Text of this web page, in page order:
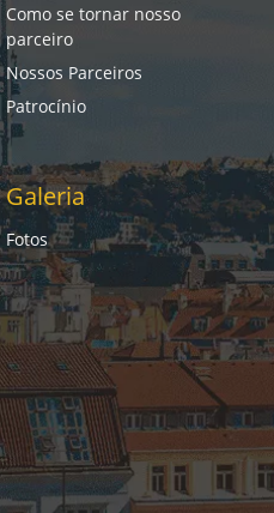
Como se tornar nosso
parceiro
Nossos Parceiros
Patrocínio
Galeria
Fotos